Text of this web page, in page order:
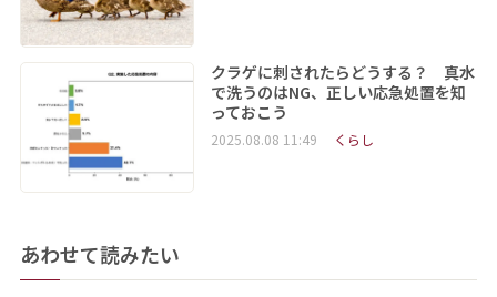
クラゲに刺されたらどうする？ 真水
で洗うのはNG、正しい応急処置を知
っておこう
2025.08.08 11:49 くらし
あわせて読みたい